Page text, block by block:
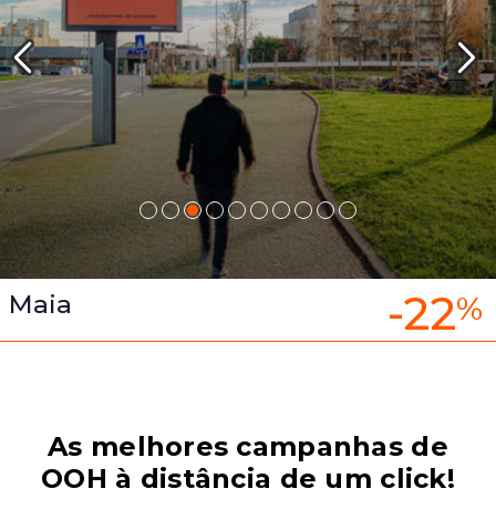
Maia -22%
As melhores campanhas de
OOH à distância de um click!